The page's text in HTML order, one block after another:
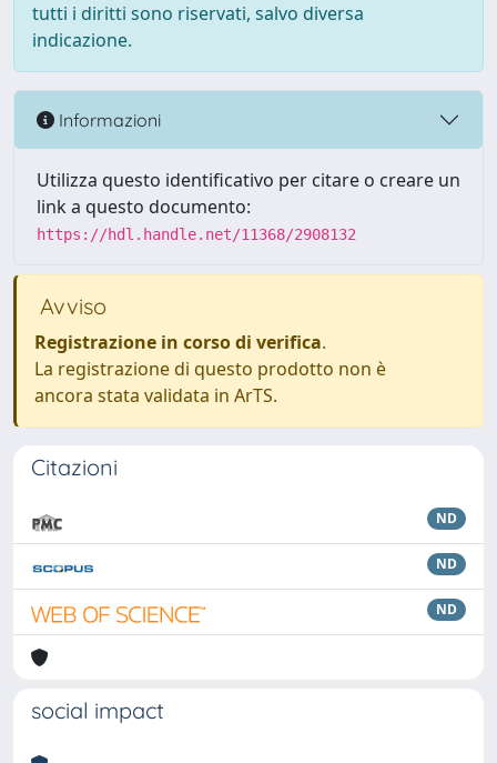
tutti i diritti sono riservati, salvo diversa
indicazione.
Informazioni
Utilizza questo identificativo per citare o creare un
link a questo documento:
https://hdl.handle.net/11368/2908132
Avviso
Registrazione in corso di verifica.
La registrazione di questo prodotto non è
ancora stata validata in ArTS.
Citazioni
ND
ND
ND
social impact